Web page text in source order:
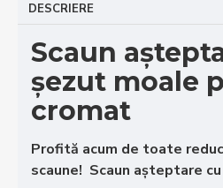
DESCRIERE
Scaun
șezut moale
cromat
Profită acum de toate
scaune! Scaun așteptare